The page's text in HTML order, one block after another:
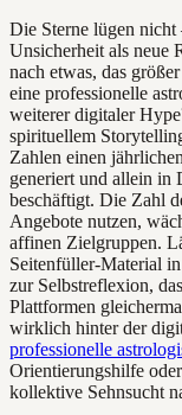
Die Sterne lügen
Unsicherheit als neue
nach etwas, das
eine professionelle
weiterer digitaler
spirituellem
Zahlen einen
generiert und allein in
beschäftigt. Die Zahl
Angebote nutzen,
affinen Zielgruppen.
Seitenfüller-Material
zur Selbstreflexion,
Plattformen
wirklich hinter der
professionelle
Orientierungshilfe
kollektive Sehnsucht